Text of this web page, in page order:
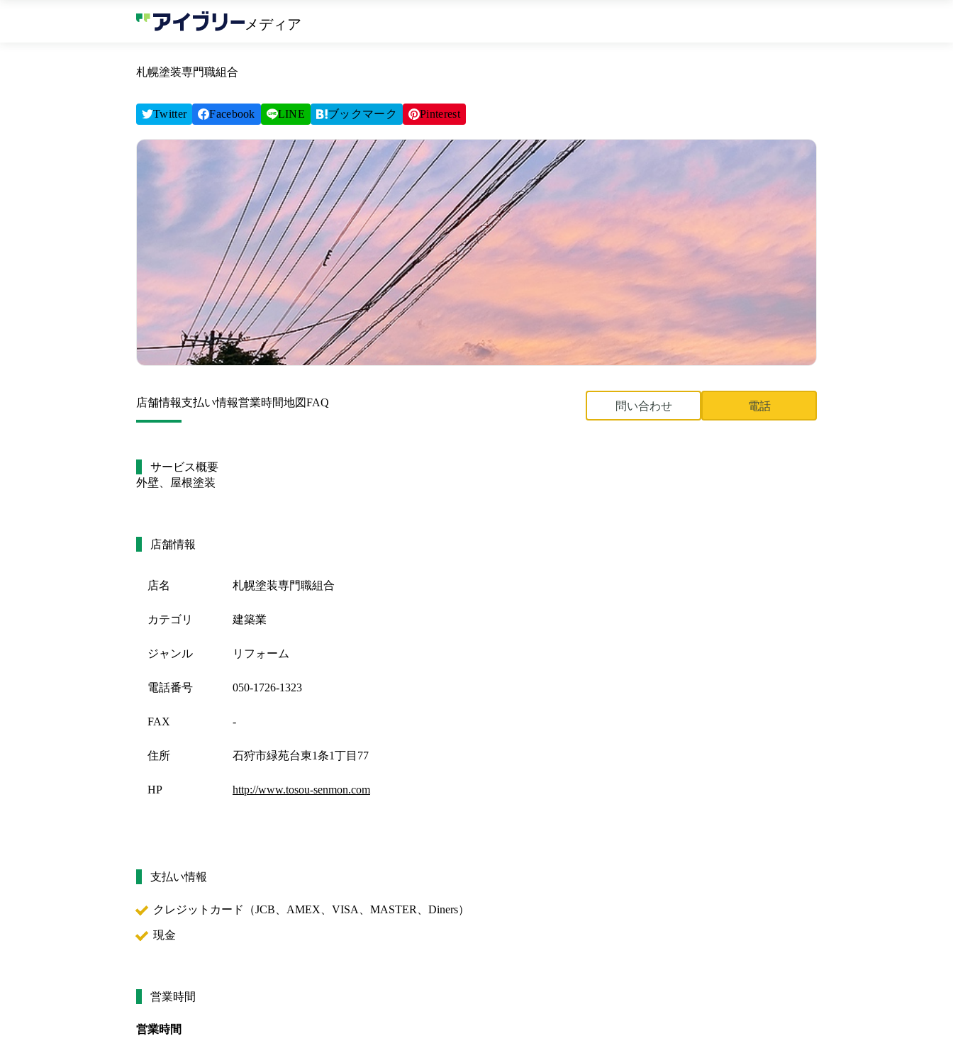
メディア
札幌塗装専門職組合
Twitter Facebook LINE ブックマーク Pinterest
店舗情報支払い情報営業時間地図FAQ 問い合わせ 電話
サービス概要
外壁、屋根塗装
店舗情報
店名 札幌塗装専門職組合
カテゴリ 建築業
ジャンル リフォーム
電話番号 050-1726-1323
FAX -
住所 石狩市緑苑台東1条1丁目77
HP http://www.tosou-senmon.com
支払い情報
クレジットカード（JCB、AMEX、VISA、MASTER、Diners）
現金
営業時間
営業時間